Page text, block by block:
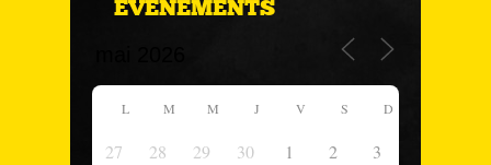
ÉVÈNEMENTS
L M M J V S D
27 28 29 30 1 2
3